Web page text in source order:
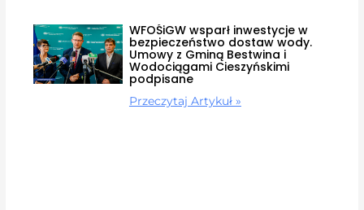
WFOŚiGW wsparł inwestycje w
bezpieczeństwo dostaw wody.
Umowy z Gminą Bestwina i
Wodociągami Cieszyńskimi
podpisane
Przeczytaj Artykuł »